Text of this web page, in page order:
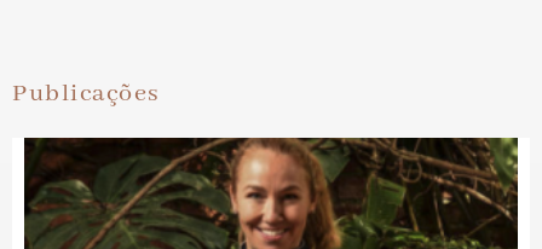
Publicações